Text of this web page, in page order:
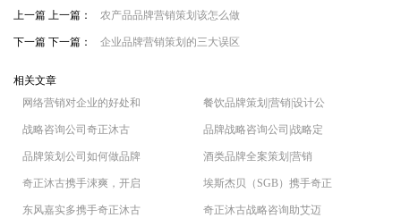
上一篇 上一篇： 农产品品牌营销策划该怎么做
下一篇 下一篇： 企业品牌营销策划的三大误区
相关文章
网络营销对企业的好处和
餐饮品牌策划|营销|设计公
战略咨询公司奇正沐古 品牌战略咨询公司|战略定
品牌策划公司如何做品牌 酒类品牌全案策划|营销
奇正沐古携手涑爽，开启 埃斯杰贝（SGB）携手奇正
东风嘉实多携手奇正沐古 奇正沐古战略咨询助艾迈